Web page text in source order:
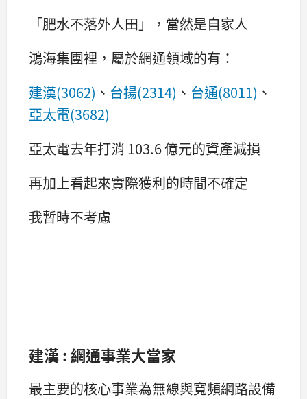
「肥水不落外人田」，當然是自家人
鴻海集團裡，屬於網通領域的有：
建漢(3062) 、 台揚(2314) 、 台通(8011) 、
亞太電(3682)
亞太電去年打消 103.6 億元的資產減損
再加上看起來實際獲利的時間不確定
我暫時不考慮
建漢 : 網通事業大當家
最主要的核心事業為無線與寬頻網路設備